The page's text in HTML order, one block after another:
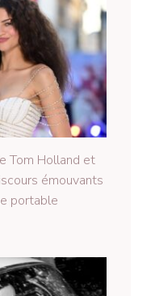
Tom Holland et
émouvants
portable